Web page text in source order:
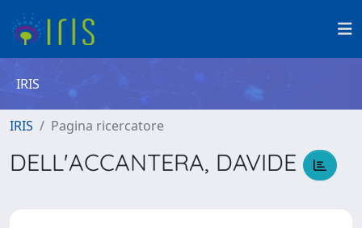
IRIS
IRIS Pagina ricercatore
DELL'ACCANTERA, DAVIDE